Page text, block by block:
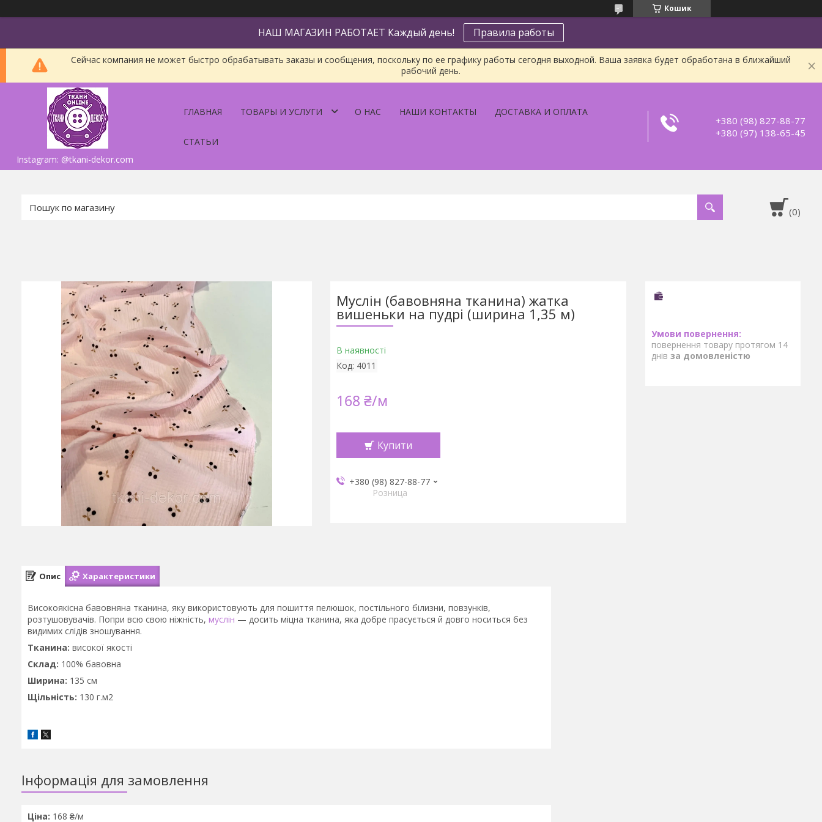
Кошик
НАШ МАГАЗИН РАБОТАЕТ Каждый день! Правила работы
Сейчас компания не может быстро обрабатывать заказы и сообщения, поскольку по ее графику работы сегодня выходной. Ваша заявка будет обработана в ближайший
рабочий день.
Instagram: @tkani-dekor.com
ГЛАВНАЯ ТОВАРЫ И УСЛУГИ О НАС НАШИ КОНТАКТЫ ДОСТАВКА И ОПЛАТА
СТАТЬИ
+380 (98) 827-88-77
+380 (97) 138-65-45
Муслін (бавовняна тканина) жатка
вишеньки на пудрі (ширина 1,35 м)
В наявності
Код: 4011
168 ₴/м
Купити
+380 (98) 827-88-77
Розница
повернення товару протягом 14
днів за домовленістю
Опис Характеристики
Високоякісна бавовняна тканина, яку використовують для пошиття пелюшок, постільного білизни, повзунків,
розтушовувачів. Попри всю свою ніжність, муслін — досить міцна тканина, яка добре прасується й довго носиться без
видимих слідів зношування.
Тканина: високої якості
Склад: 100% бавовна
Ширина: 135 см
Щільність: 130 г.м2
Інформація для замовлення
Ціна: 168 ₴/м